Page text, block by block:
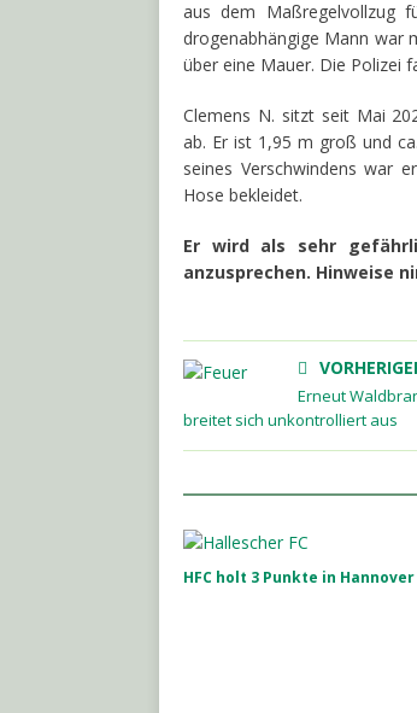
aus dem Maßregelvollzug
drogenabhängige Mann war
über eine Mauer. Die Polizei
Clemens N. sitzt seit Mai
ab. Er ist 1,95 m groß und
seines Verschwindens war
Hose bekleidet.
Er wird als sehr
anzusprechen. Hinweise
Erneut
breitet sich unkontrolliert aus
HFC holt 3 Punkte in Hannover